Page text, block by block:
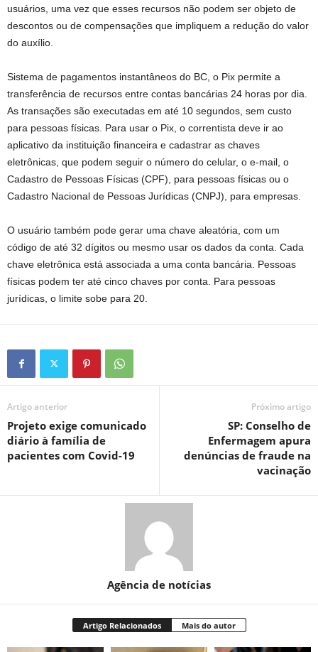
usuários, uma vez que esses recursos não podem ser objeto de
descontos ou de compensações que impliquem a redução do valor
do auxílio.
Sistema de pagamentos instantâneos do BC, o Pix permite a
transferência de recursos entre contas bancárias 24 horas por dia.
As transações são executadas em até 10 segundos, sem custo
para pessoas físicas. Para usar o Pix, o correntista deve ir ao
aplicativo da instituição financeira e cadastrar as chaves
eletrônicas, que podem seguir o número do celular, o e-mail, o
Cadastro de Pessoas Físicas (CPF), para pessoas físicas ou o
Cadastro Nacional de Pessoas Jurídicas (CNPJ), para empresas.
O usuário também pode gerar uma chave aleatória, com um
código de até 32 dígitos ou mesmo usar os dados da conta. Cada
chave eletrônica está associada a uma conta bancária. Pessoas
físicas podem ter até cinco chaves por conta. Para pessoas
jurídicas, o limite sobe para 20.
Artigo anterior
Projeto exige comunicado
diário à família de
pacientes com Covid-19
Próximo artigo
SP: Conselho de
Enfermagem apura
denúncias de fraude na
vacinação
Agência de notícias
Artigo Relacionados Mais do autor